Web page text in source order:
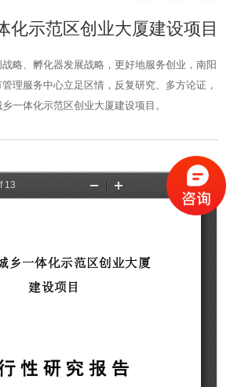
化示范区创业大厦建设项目
略、孵化器发展战略，更好地服务创业，南阳
理服务中心立足区情，反复研究、多方论证，
一体化示范区创业大厦建设项目。